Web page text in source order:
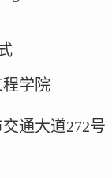
学院
通大道272号